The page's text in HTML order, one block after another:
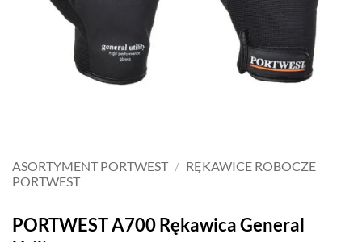
ASORTYMENT PORTWEST / RĘKAWICE ROBOCZE
PORTWEST
PORTWEST A700 Rękawica General